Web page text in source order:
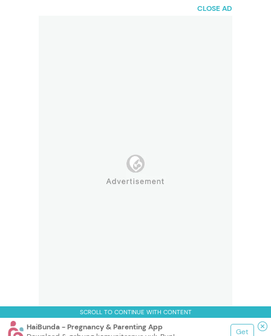
CLOSE AD
SCROLL TO CONTINUE WITH CONTENT
HaiBunda - Pregnancy & Parenting App
Get